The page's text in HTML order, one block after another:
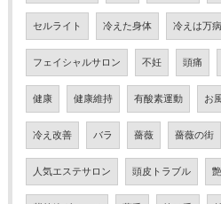
セルライト 冷えた身体 冷えは万
フェイシャルサロン 不妊 頭痛
健康 健康維持 有酸素運動 お
冷え改善 バラ 薔薇 薔薇の街
人気エステサロン 頭皮トラブル